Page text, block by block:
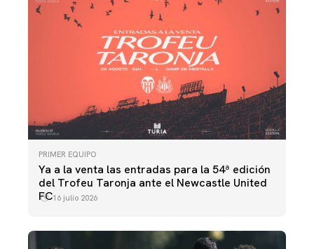
PRIMER EQUIPO
Ya a la venta las entradas para la 54ª edición
del Trofeu Taronja ante el Newcastle United
FC16 julio 2026